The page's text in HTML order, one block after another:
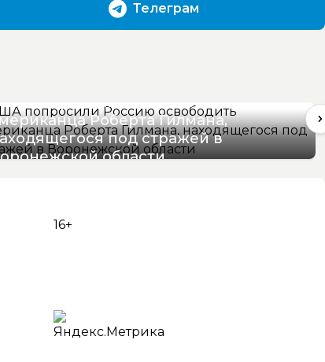
Телеграм
попросили Россию освободить
Роберта Гилмана,
под стражей в
области
16+